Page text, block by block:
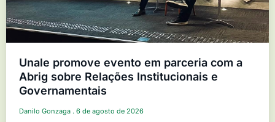
Unale promove evento em parceria com a
Abrig sobre Relações Institucionais e
Governamentais
Danilo Gonzaga 6 de agosto de 2026